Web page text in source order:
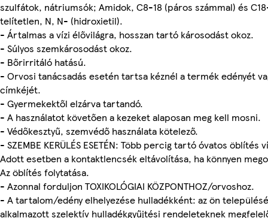
szulfátok, nátriumsók; Amidok, C8-18 (páros számmal) és
telítetlen, N, N- (hidroxietil).
- Ártalmas a vízi élővilágra, hosszan tartó károsodást okoz.
- Súlyos szemkárosodást okoz.
- Bőrirritáló hatású.
- Orvosi tanácsadás esetén tartsa kéznél a termék edényét
címkéjét.
- Gyermekektől elzárva tartandó.
- A használatot követően a kezeket alaposan meg kell mosni.
- Védőkesztyű, szemvédő használata kötelező.
- SZEMBE KERÜLÉS ESETÉN: Több percig tartó óvatos öblítés
Adott esetben a kontaktlencsék eltávolítása, ha könnyen
Az öblítés folytatása.
- Azonnal forduljon TOXIKOLÓGIAI KÖZPONTHOZ/orvoshoz.
- A tartalom/edény elhelyezése hulladékként: az ön
alkalmazott szelektív hulladékgyűjtési rendeleteknek